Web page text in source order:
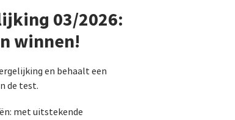
03/2026:
winnen!
en behaalt een
de test.
met uitstekende